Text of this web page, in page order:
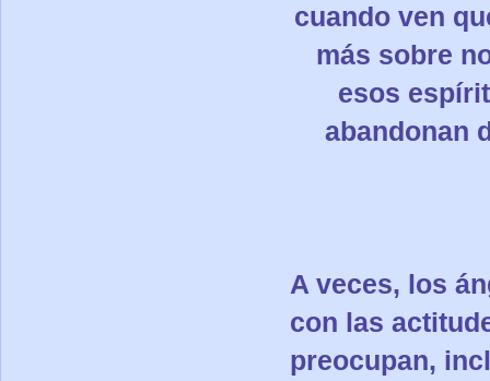
cuando ven
más sobre
esos
abandonan
A veces, los
con las
preocupan,